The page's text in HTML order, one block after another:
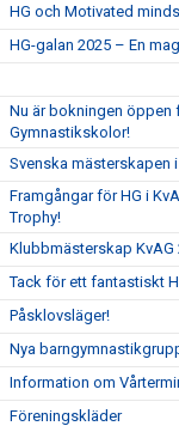
HG och Motivated minds
HG-galan 2025 – En
Nu är bokningen
Gymnastikskolor!
Svenska mästerskapen
Framgångar för HG i
Trophy!
Klubbmästerskap KvAG
Tack för ett fantastiskt
Påsklovsläger!
Nya
Information om
Föreningskläder